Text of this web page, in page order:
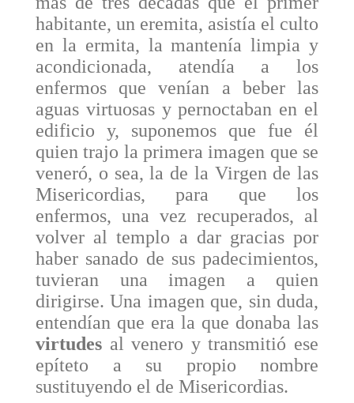
habitante, un eremita, asistía el culto
en la ermita, la mantenía limpia y
acondicionada, atendía a los
enfermos que venían a beber las
aguas virtuosas y pernoctaban en el
edificio y, suponemos que fue él
quien trajo la primera imagen que se
veneró, o sea, la de la Virgen de las
Misericordias,
para que los
enfermos, una vez recuperados, al
volver al templo a dar gracias por
haber sanado de sus padeci­mientos,
tuvieran una imagen a quien
dirigirse. Una imagen que, sin duda,
entendían que era la que donaba las
virtudes al venero y transmitió ese
epíteto a su propio nombre
sustituyendo el de Misericordias.